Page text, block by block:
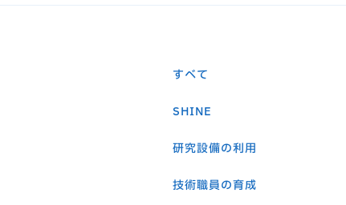
すべて
SHINE
研究設備の利用
技術職員の育成